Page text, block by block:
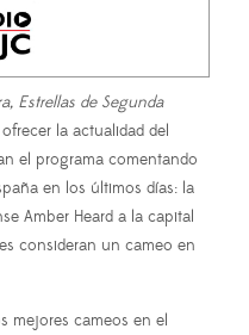
Estrellas de Segunda
la actualidad del
el programa comentando
en los últimos días: la
Amber Heard a la capital
consideran un cameo en
mejores cameos en el